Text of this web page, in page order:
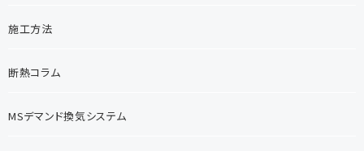
施工方法
断熱コラム
MSデマンド換気システム